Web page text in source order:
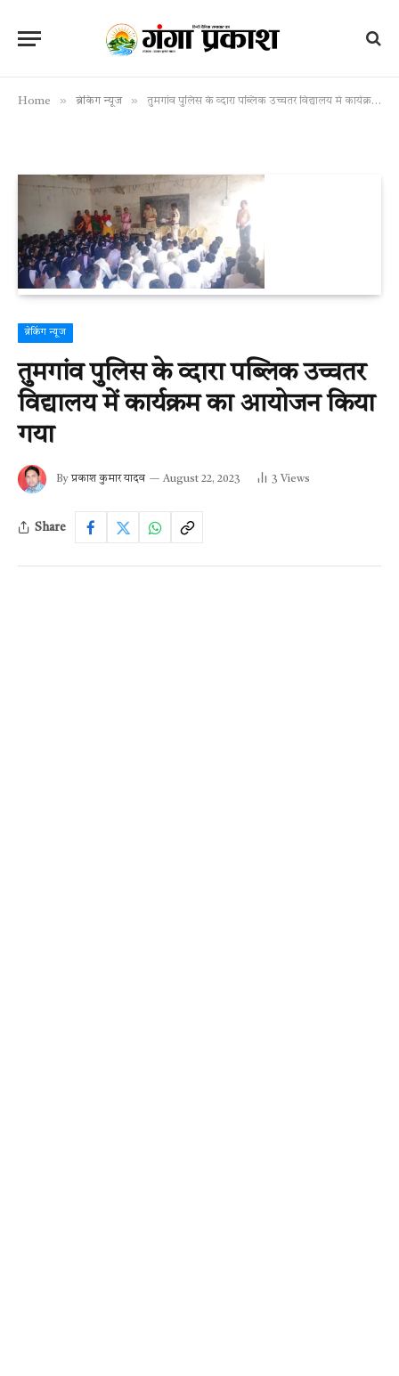
Home » ब्रेकिंग न्यूज » तुमगांव पुलिस के व्दारा पब्लिक उच्चतर विद्यालय में कार्यक्रम का आयोजन किया गया
ब्रेकिंग न्यूज
तुमगांव पुलिस के व्दारा पब्लिक उच्चतर
विद्यालय में कार्यक्रम का आयोजन किया
गया
By प्रकाश कुमार यादव August 22, 2023 3 Views
Share